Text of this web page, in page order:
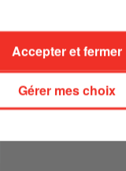
"JE RESPIRE
Gérer mes choix
Accepter et fermer